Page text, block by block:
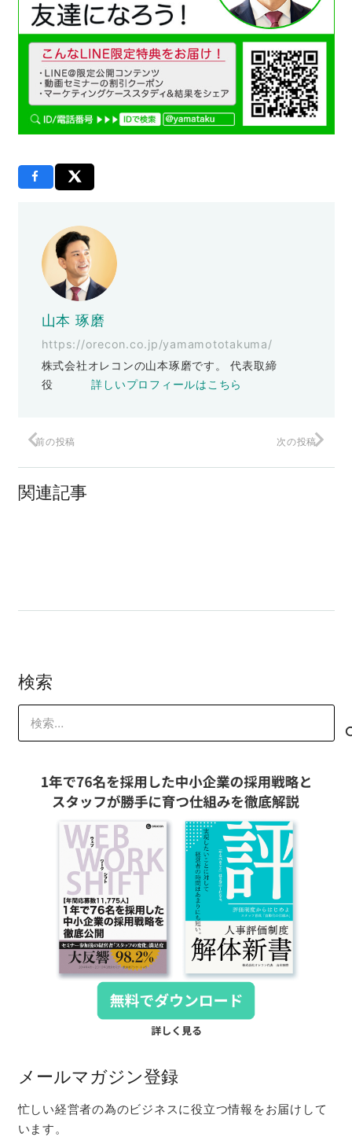
山本 琢磨
https://orecon.co.jp/yamamototakuma/
株式会社オレコンの山本琢磨です。 代表取締
役詳しいプロフィールはこちら
前の投稿 次の投稿
関連記事
検索
索:
メールマガジン登録
忙しい経営者の為のビジネスに役立つ情報をお届けして
います。